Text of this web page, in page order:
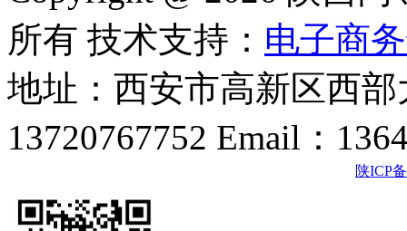
所有 技术支持： 电子商
地址：西安市高新区西
13720767752 Email：
陕ICP